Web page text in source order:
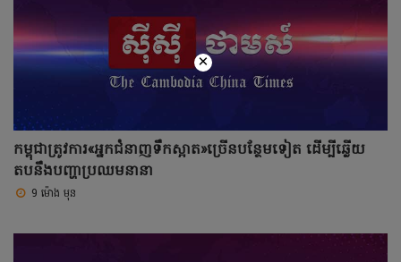
កម្ពុជាត្រូវការ«អ្នកជំនាញទឹកស្អាត»ច្រើនបន្ថែមទៀត ដើម្បីឆ្លើយ
តបនឹងបញ្ហាប្រឈមនានា
9 ម៉ោង មុន
×